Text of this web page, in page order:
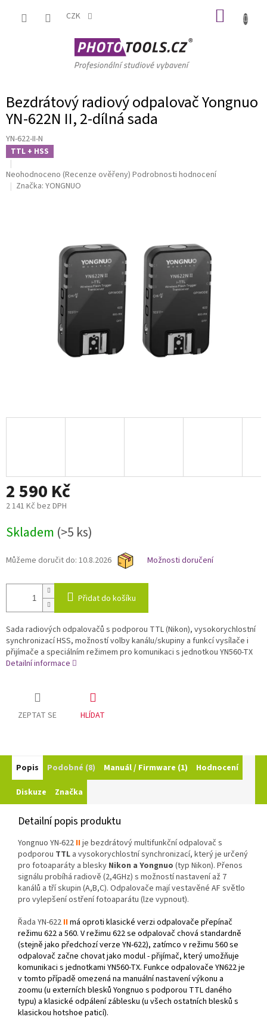
CZK
Bezdrátový radiový odpalovač Yongnuo
YN-622N II, 2-dílná sada
YN-622-II-N
TTL + HSS
Průměrné
hodnocení
Neohodnoceno (Recenze ověřeny) Podrobnosti hodnocení
Značka: YONGNUO
2 590 Kč
2 141 Kč bez DPH
cena:
Skladem (>5 ks)
Můžeme doručit do: 10.8.2026 Možnosti doručení
Přidat do košíku
Sada radiových odpalovačů s podporou TTL (Nikon), vysokorychlostní
synchronizací HSS, možností volby kanálu/skupiny a funkcí vysílače i
přijímače a speciálním režimem pro komunikaci s jednotkou YN560-TX
Detailní informace
ZEPTAT SE HLÍDAT
Popis Podobné (8) Manuál / Firmware (1) Hodnocení
Diskuze Značka
Detailní popis produktu
Yongnuo YN-622 IIje bezdrátový multifunkční odpalovač s
podporou TTL a vysokorychlostní synchronizací, který je určený
pro fotoaparáty a blesky Nikon a Yongnuo (typ Nikon). Přenos
signálu probíhá radiově (2,4GHz) s možností nastavení až 7
kanálů a tří skupin (A,B,C). Odpalovače mají vestavěné AF světlo
pro vylepšení ostření fotoaparátu (lze vypnout).
Řada YN-622 IImá oproti klasické verzi odpalovače přepínač
režimu 622 a 560. V režimu 622 se odpalovač chová standardně
(stejně jako předchozí verze YN-622), zatímco v režimu 560 se
odpalovač začne chovat jako modul - přijímač, který umožňuje
komunikaci s jednotkami YN560-TX. Funkce odpalovače YN622 je
v tomto případě omezená na manuální nastavení výkonu a
zoomu (u externích blesků Yongnuo s podporou TTL daného
typu) a klasické odpálení záblesku (u všech ostatních blesků s
klasickou hotshoe paticí).